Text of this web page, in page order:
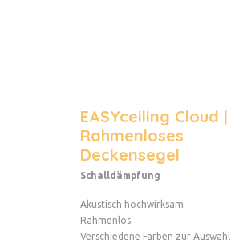
EASYceiling Cloud |
Rahmenloses
Deckensegel
Schalldämpfung
Akustisch hochwirksam
Rahmenlos
Verschiedene Farben zur Auswahl